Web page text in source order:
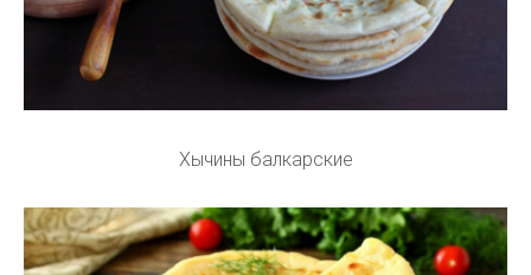
Хычины балкарские